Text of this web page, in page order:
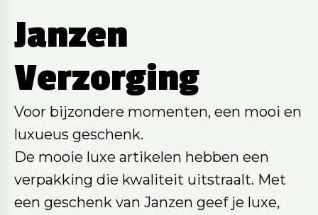
Janzen
Verzorging
Voor bijzondere momenten, een mooi en
luxueus geschenk.
De mooie luxe artikelen hebben een
verpakking die kwaliteit uitstraalt. Met
een geschenk van Janzen geef je luxe,